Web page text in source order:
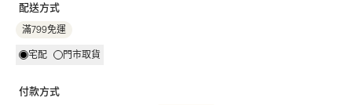
配送方式
滿799免運
宅配 門市取貨
付款方式